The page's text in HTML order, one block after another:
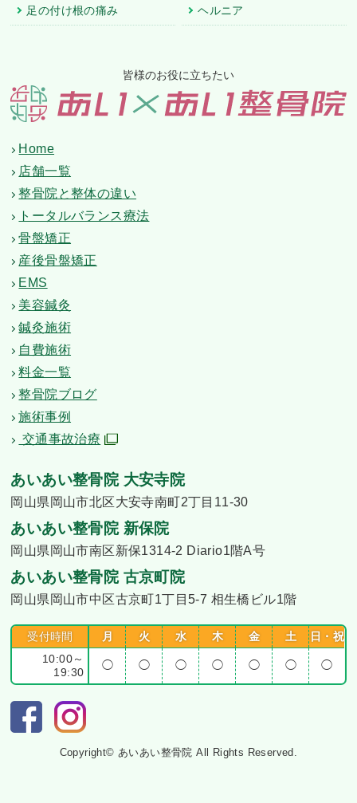
足の付け根の痛み ヘルニア
皆様のお役に立ちたい
Home
店舗一覧
整骨院と整体の違い
トータルバランス療法
骨盤矯正
産後骨盤矯正
EMS
美容鍼灸
鍼灸施術
自費施術
料金一覧
整骨院ブログ
施術事例
交通事故治療
あいあい整骨院 大安寺院
岡山県岡山市北区大安寺南町2丁目11-30
あいあい整骨院 新保院
岡山県岡山市南区新保1314-2 Diario1階A号
あいあい整骨院 古京町院
岡山県岡山市中区古京町1丁目5-7 相生橋ビル1階
受付時間 月 火 水 木 金 土
日・祝
10:00～
19:30
◯ ◯ ◯ ◯ ◯ ◯ ◯
Copyright© あいあい整骨院 All Rights Reserved.